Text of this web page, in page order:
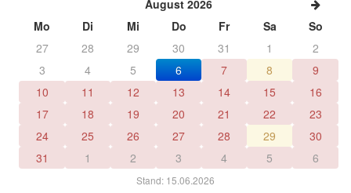
August 2026
Mo
Di Mi Do Fr Sa
So
27
28 29 30 31 1
2
3
4 5 6 7 8
9
10
11 12 13 14 15
16
17
18 19 20 21 22
23
24
25 26 27 28 29
30
31
1 2 3 4 5 6
Stand: 15.06.2026